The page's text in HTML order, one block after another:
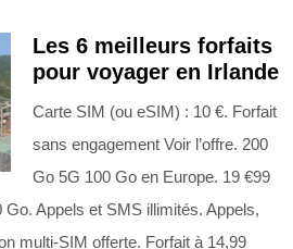
Les 6 meilleurs forfaits
pour voyager en Irlande
Carte SIM (ou eSIM) : 10 €. Forfait
sans engagement Voir l’offre. 200
Go 5G 100 Go en Europe. 19 €99
Go. Appels et SMS illimités. Appels,
multi-SIM offerte. Forfait à 14,99